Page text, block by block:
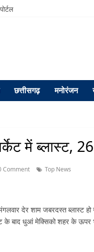
छत्तीसगढ़ मनोरंजन
में ब्लास्ट,
Comment Top News
देर शाम जबरदस्त ब्लास्ट
के बाद धुआं मेक्सिको शहर के ऊपर